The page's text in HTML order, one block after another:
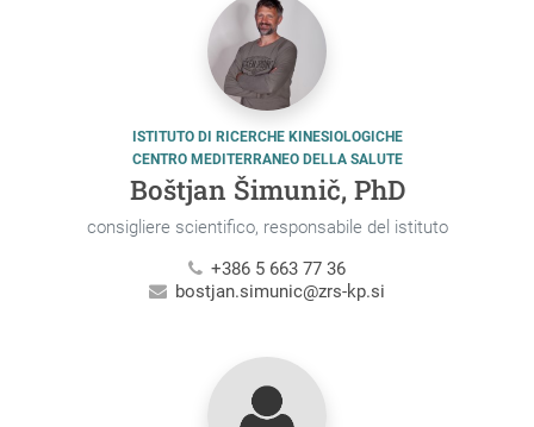
ISTITUTO DI RICERCHE KINESIOLOGICHE
CENTRO MEDITERRANEO DELLA SALUTE
Boštjan Šimunič, PhD
consigliere scientifico, responsabile del istituto
+386 5 663 77 36
bostjan.simunic@zrs-kp.si